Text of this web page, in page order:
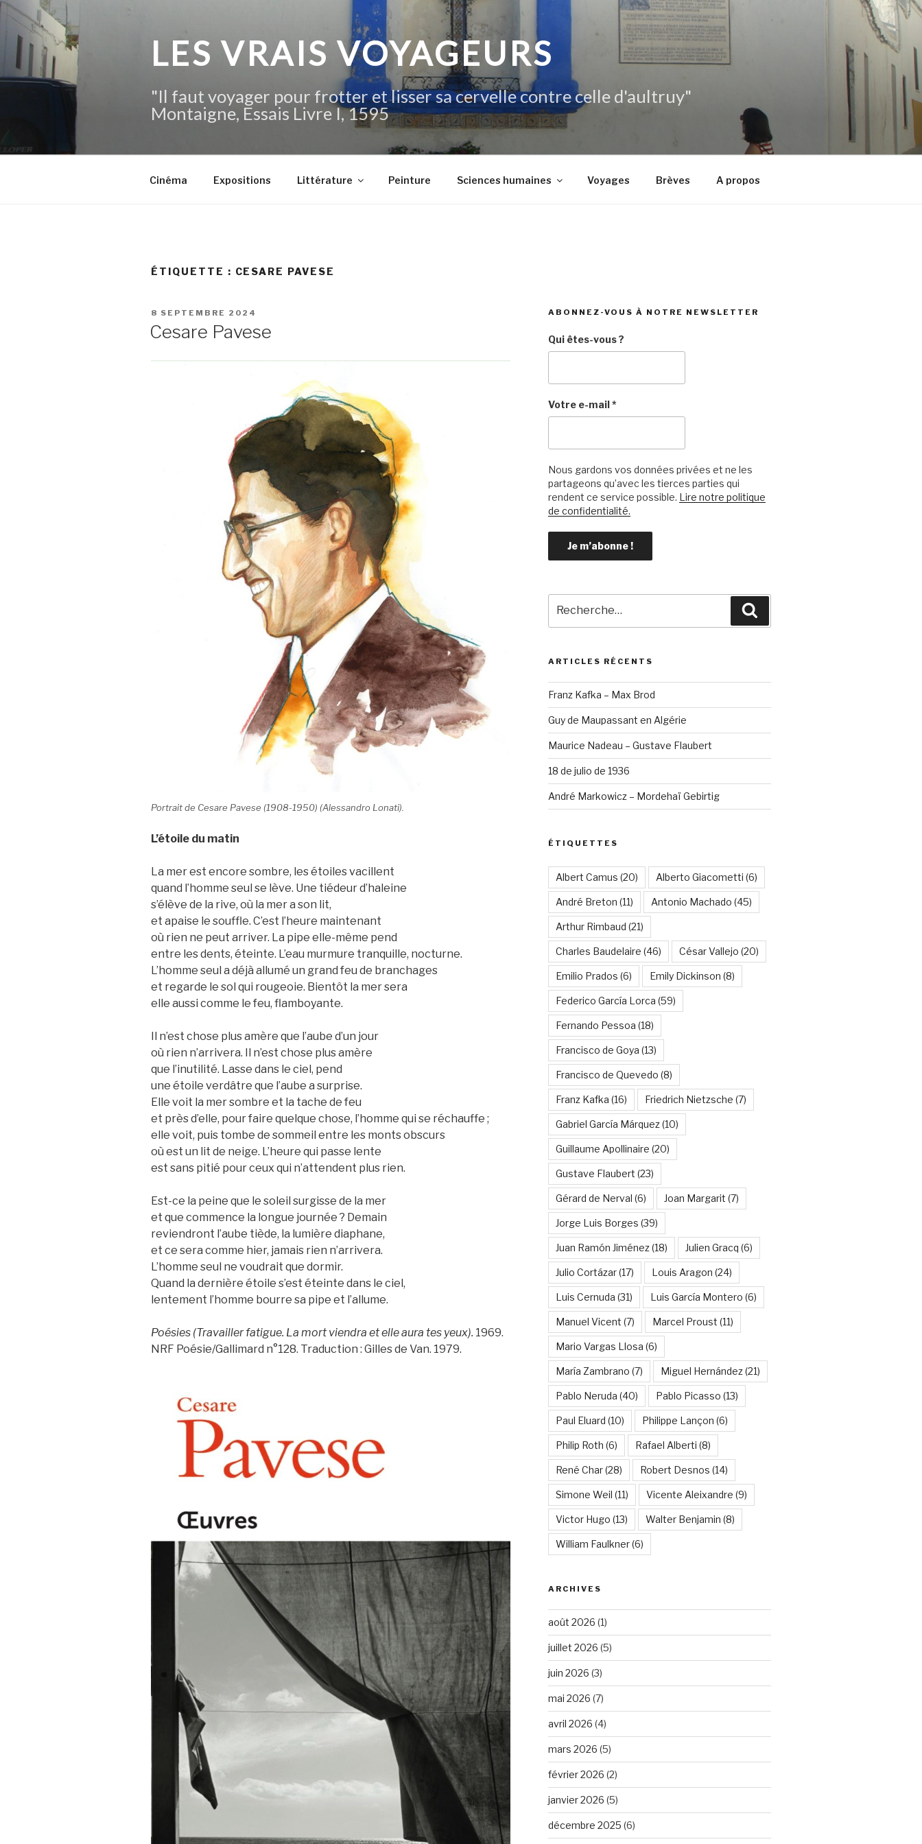
Aller
contenu
principal
LES VRAIS VOYAGEURS
"Il faut voyager pour frotter et lisser sa cervelle contre celle d'aultruy"
Montaigne, Essais Livre I, 1595
Cinéma Expositions Littérature Peinture Sciences humaines Voyages Brèves A propos
ÉTIQUETTE : CESARE PAVESE
PUBLIÉ
8 SEPTEMBRE 2024
Cesare Pavese
Portrait de Cesare Pavese (1908-1950) (Alessandro Lonati).
L’étoile du matin
La mer est encore sombre, les étoiles vacillent
quand l’homme seul se lève. Une tiédeur d’haleine
s’élève de la rive, où la mer a son lit,
et apaise le souffle. C’est l’heure maintenant
où rien ne peut arriver. La pipe elle-même pend
entre les dents, éteinte. L’eau murmure tranquille, nocturne.
L’homme seul a déjà allumé un grand feu de branchages
et regarde le sol qui rougeoie. Bientôt la mer sera
elle aussi comme le feu, flamboyante.
Il n’est chose plus amère que l’aube d’un jour
où rien n’arrivera. Il n’est chose plus amère
que l’inutilité. Lasse dans le ciel, pend
une étoile verdâtre que l’aube a surprise.
Elle voit la mer sombre et la tache de feu
et près d’elle, pour faire quelque chose, l’homme qui se réchauffe ;
elle voit, puis tombe de sommeil entre les monts obscurs
où est un lit de neige. L’heure qui passe lente
est sans pitié pour ceux qui n’attendent plus rien.
Est-ce la peine que le soleil surgisse de la mer
et que commence la longue journée ? Demain
reviendront l’aube tiède, la lumière diaphane,
et ce sera comme hier, jamais rien n’arrivera.
L’homme seul ne voudrait que dormir.
Quand la dernière étoile s’est éteinte dans le ciel,
lentement l’homme bourre sa pipe et l’allume.
Poésies (Travailler fatigue. La mort viendra et elle aura tes yeux). 1969.
NRF Poésie/Gallimard n°128. Traduction : Gilles de Van. 1979.
ABONNEZ-VOUS À NOTRE NEWSLETTER
Qui êtes-vous ?
Votre e-mail*
Nous gardons vos données privées et ne les
partageons qu’avec les tierces parties qui
rendent ce service possible. Lire notre politique
de confidentialité.
pour
:
ARTICLES RÉCENTS
Franz Kafka – Max Brod
Guy de Maupassant en Algérie
Maurice Nadeau – Gustave Flaubert
18 de julio de 1936
André Markowicz – Mordehaï Gebirtig
ÉTIQUETTES
Albert Camus (20) Alberto Giacometti (6)
André Breton (11) Antonio Machado (45)
Arthur Rimbaud (21)
Charles Baudelaire (46) César Vallejo (20)
Emilio Prados (6) Emily Dickinson (8)
Federico García Lorca (59)
Fernando Pessoa (18)
Francisco de Goya (13)
Francisco de Quevedo (8)
Franz Kafka (16) Friedrich Nietzsche (7)
Gabriel García Márquez(10)
Guillaume Apollinaire (20)
Gustave Flaubert (23)
Gérard de Nerval (6) Joan Margarit (7)
Jorge Luis Borges (39)
Juan Ramón Jiménez(18) Julien Gracq (6)
Julio Cortázar(17) Louis Aragon (24)
Luis Cernuda (31) Luis García Montero (6)
Manuel Vicent (7) Marcel Proust (11)
Mario Vargas Llosa (6)
María Zambrano (7) Miguel Hernández(21)
Pablo Neruda (40) Pablo Picasso (13)
Paul Eluard (10) Philippe Lançon (6)
Philip Roth (6) Rafael Alberti (8)
René Char(28) Robert Desnos (14)
Simone Weil (11) Vicente Aleixandre (9)
Victor Hugo (13) Walter Benjamin (8)
William Faulkner(6)
ARCHIVES
août 2026 (1)
juillet 2026 (5)
juin 2026 (3)
mai 2026 (7)
avril 2026 (4)
mars 2026 (5)
février 2026 (2)
janvier 2026 (5)
décembre 2025 (6)